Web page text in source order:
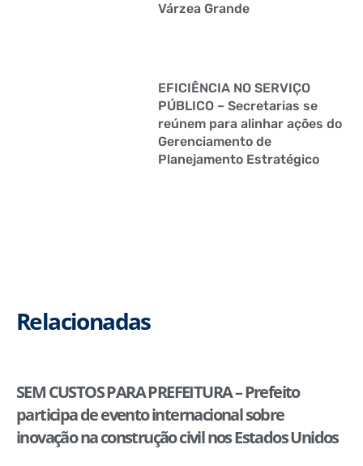
Várzea Grande
EFICIÊNCIA NO SERVIÇO
PÚBLICO – Secretarias se
reúnem para alinhar ações do
Gerenciamento de
Planejamento Estratégico
Relacionadas
SEM CUSTOS PARA PREFEITURA – Prefeito
participa de evento internacional sobre
inovação na construção civil nos Estados Unidos